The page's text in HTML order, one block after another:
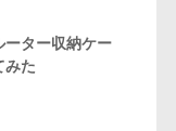
ーター収納ケー
みた